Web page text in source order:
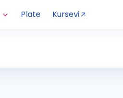
Plate Kursevi